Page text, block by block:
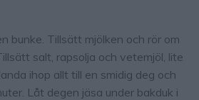
bunke. Tillsätt mjölken och rör om
salt, rapsolja och vetemjöl, lite
ihop allt till en smidig deg och
Låt degen jäsa under bakduk i